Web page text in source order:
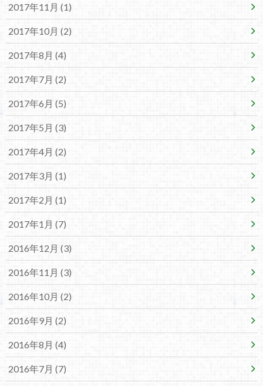
2017年11月 (1)
2017年10月 (2)
2017年8月 (4)
2017年7月 (2)
2017年6月 (5)
2017年5月 (3)
2017年4月 (2)
2017年3月 (1)
2017年2月 (1)
2017年1月 (7)
2016年12月 (3)
2016年11月 (3)
2016年10月 (2)
2016年9月 (2)
2016年8月 (4)
2016年7月 (7)